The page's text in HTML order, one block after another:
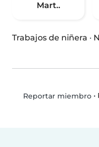
Mart..
Trabajos de niñera ·
Reportar miembro•